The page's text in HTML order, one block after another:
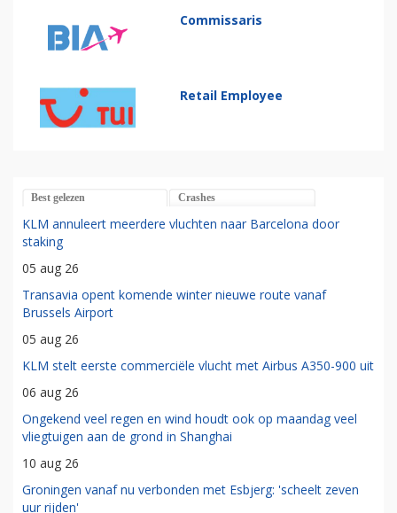
Commissaris
Retail Employee
Best gelezen Crashes
KLM annuleert meerdere vluchten naar Barcelona door
staking
05 aug 26
Transavia opent komende winter nieuwe route vanaf
Brussels Airport
05 aug 26
KLM stelt eerste commerciële vlucht met Airbus A350-900 uit
06 aug 26
Ongekend veel regen en wind houdt ook op maandag veel
vliegtuigen aan de grond in Shanghai
10 aug 26
Groningen vanaf nu verbonden met Esbjerg: 'scheelt zeven
uur rijden'